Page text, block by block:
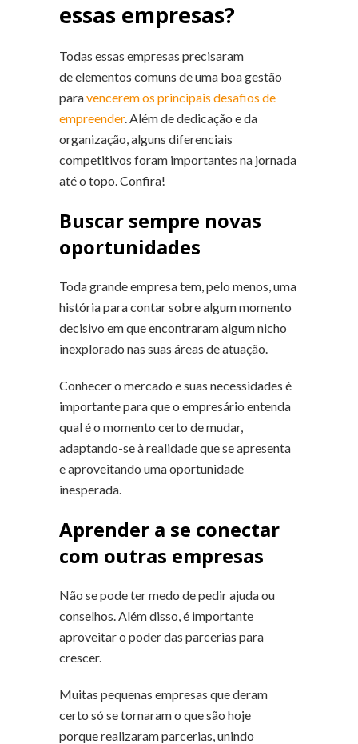
essas empresas?
Todas essas empresas precisaram
de elementos comuns de uma boa gestão
paravencerem os principais desafios de
empreender. Além de dedicação e da
organização, alguns diferenciais
competitivos foram importantes na jornada
até o topo. Confira!
Buscar sempre novas
oportunidades
Toda grande empresa tem, pelo menos, uma
história para contar sobre algum momento
decisivo em que encontraram algum nicho
inexplorado nas suas áreas de atuação.
Conhecer o mercado e suas necessidades é
importante para que o empresário entenda
qual é o momento certo de mudar,
adaptando-se à realidade que se apresenta
e aproveitando uma oportunidade
inesperada.
Aprender a se conectar
com outras empresas
Não se pode ter medo de pedir ajuda ou
conselhos. Além disso, é importante
aproveitar o poder das parcerias para
crescer.
Muitas pequenas empresas que deram
certo só se tornaram o que são hoje
porque realizaram parcerias, unindo